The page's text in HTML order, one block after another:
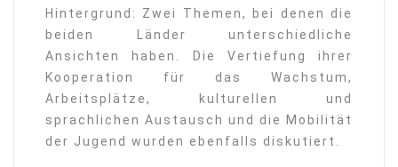
Hintergrund: Zwei Themen, bei denen die
beiden Länder unterschiedliche
Ansichten haben. Die Vertiefung ihrer
Kooperation für das Wachstum,
Arbeitsplätze, kulturellen und
sprachlichen Austausch und die Mobilität
der Jugend wurden ebenfalls diskutiert.